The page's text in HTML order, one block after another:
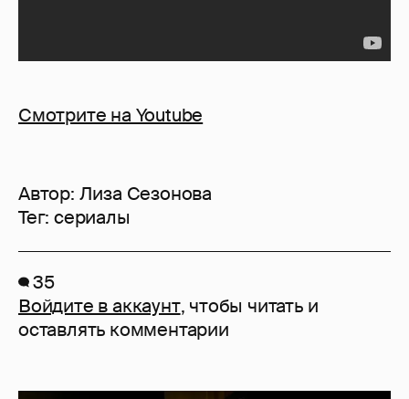
Смотрите на Youtube
Автор: Лиза Сезонова
Тег: сериалы
35
Войдите в аккаунт, чтобы читать и
оставлять комментарии